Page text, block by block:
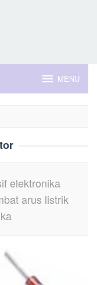
MENU
elektronika
arus listrik